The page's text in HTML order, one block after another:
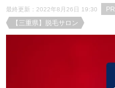
最終更新：2022年8月26日 19:30
PR
【三重県】脱毛サロン